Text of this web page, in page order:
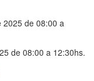
2025 de 08:00 a
de 08:00 a 12:30hs.